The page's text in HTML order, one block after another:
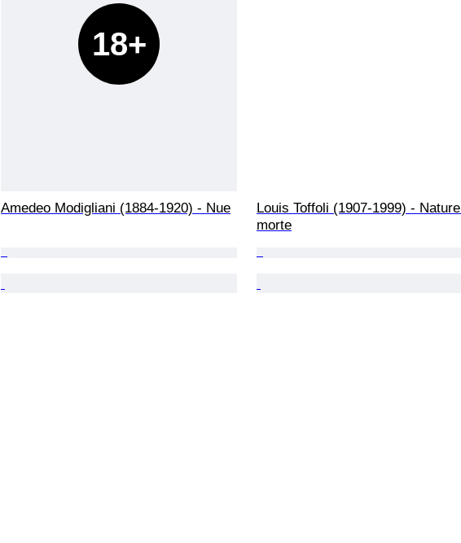
18+
Amedeo Modigliani (1884-1920) - Nue
Louis Toffoli (1907-1999) - Nature
morte